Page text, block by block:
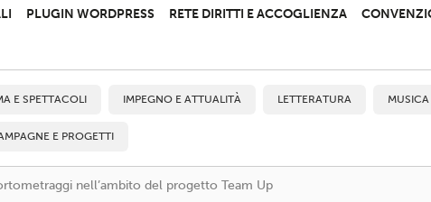
PLUGIN WORDPRESS RETE DIRITTI E ACCOGLIENZA
E SPETTACOLI IMPEGNO E ATTUALITÀ LETTERATURA
E PROGETTI
nell’ambito del progetto Team Up